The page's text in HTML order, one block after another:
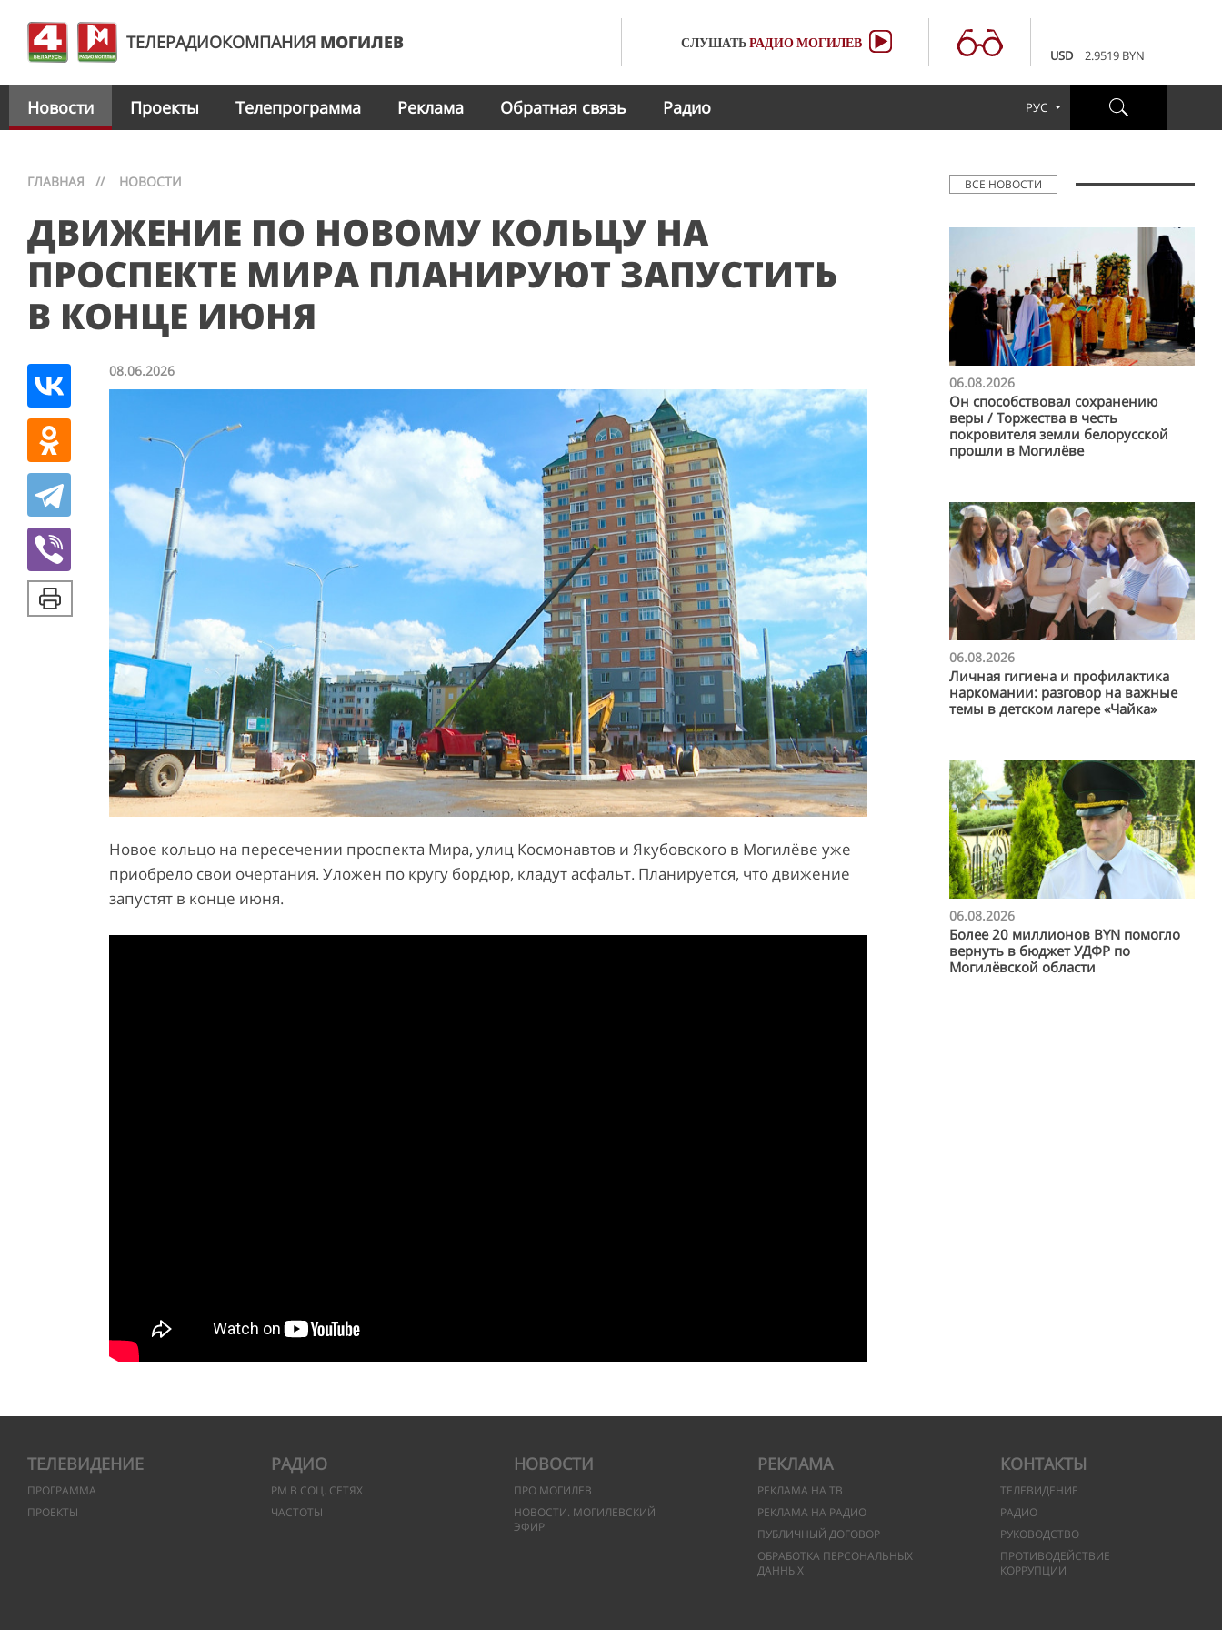
ТЕЛЕРАДИОКОМПАНИЯ МОГИЛЕВ СЛУШАТЬРАДИОМОГИЛЕВ
USD
2.9519 BYN
3.4231 BYN
2.9519 BYN
Новости Проекты Телепрограмма Реклама Обратная связь Радио РУС
ГЛАВНАЯ // НОВОСТИ
ДВИЖЕНИЕ ПО НОВОМУ КОЛЬЦУ НА
ПРОСПЕКТЕ МИРА ПЛАНИРУЮТ ЗАПУСТИТЬ
В КОНЦЕ ИЮНЯ
08.06.2026
Новое кольцо на пересечении проспекта Мира, улиц Космонавтов и Якубовского в Могилёве уже
приобрело свои очертания. Уложен по кругу бордюр, кладут асфальт. Планируется, что движение
запустят в конце июня.
ВСЕ НОВОСТИ
06.08.2026
Он способствовал сохранению
веры / Торжества в честь
покровителя земли белорусской
прошли в Могилёве
06.08.2026
Личная гигиена и профилактика
наркомании: разговор на важные
темы в детском лагере «Чайка»
06.08.2026
Более 20 миллионов BYN помогло
вернуть в бюджет УДФР по
Могилёвской области
ТЕЛЕВИДЕНИЕ
ПРОГРАММА
ПРОЕКТЫ
РАДИО
РМ В СОЦ. СЕТЯХ
ЧАСТОТЫ
НОВОСТИ
ПРО МОГИЛЕВ
НОВОСТИ. МОГИЛЕВСКИЙ
ЭФИР
РЕКЛАМА
РЕКЛАМА НА ТВ
РЕКЛАМА НА РАДИО
ПУБЛИЧНЫЙ ДОГОВОР
ОБРАБОТКА ПЕРСОНАЛЬНЫХ
ДАННЫХ
КОНТАКТЫ
ТЕЛЕВИДЕНИЕ
РАДИО
РУКОВОДСТВО
ПРОТИВОДЕЙСТВИЕ
КОРРУПЦИИ